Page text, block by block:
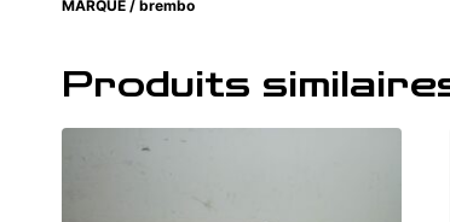
MARQUE / brembo
Produits